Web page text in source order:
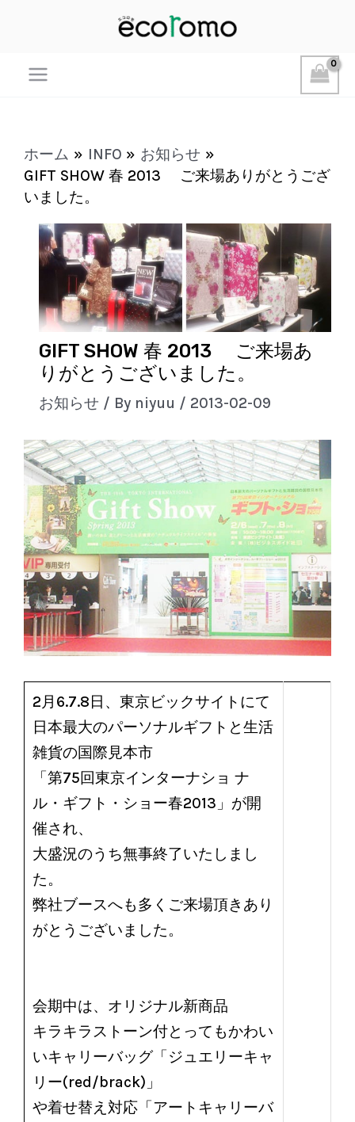
ホーム INFO
お知らせ
GIFT SHOW 春 2013 ご来場ありがとうござ
いました。
GIFT SHOW 春 2013 ご来場あ
りがとうございました。
お知らせ / By niyuu / 2013-02-09
2月6.7.8日、東京ビックサイトにて
日本最大のパーソナルギフトと生活
雑貨の国際見本市
「第75回東京インターナショ ナ
ル・ギフト・ショー春2013」が開
催され、
大盛況のうち無事終了いたしまし
た。
弊社ブースへも多くご来場頂きあり
がとうございました。
会期中は、オリジナル新商品
キラキラストーン付とってもかわい
いキャリーバッグ「ジュエリーキャ
リー(red/brack)」
や着せ替え対応「アートキャリーバ